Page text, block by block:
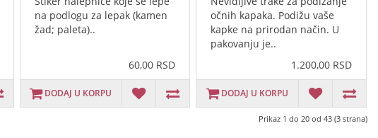
na podlogu za lepak (kamen
žad; paleta)..
60,00 RSD
DODAJ U KORPU
očnih kapaka. Podižu vaše
kapke na prirodan način. U
pakovanju je..
1.200,00 RSD
DODAJ U KORPU
Prikaz 1 do 20 od 43 (3 strana)